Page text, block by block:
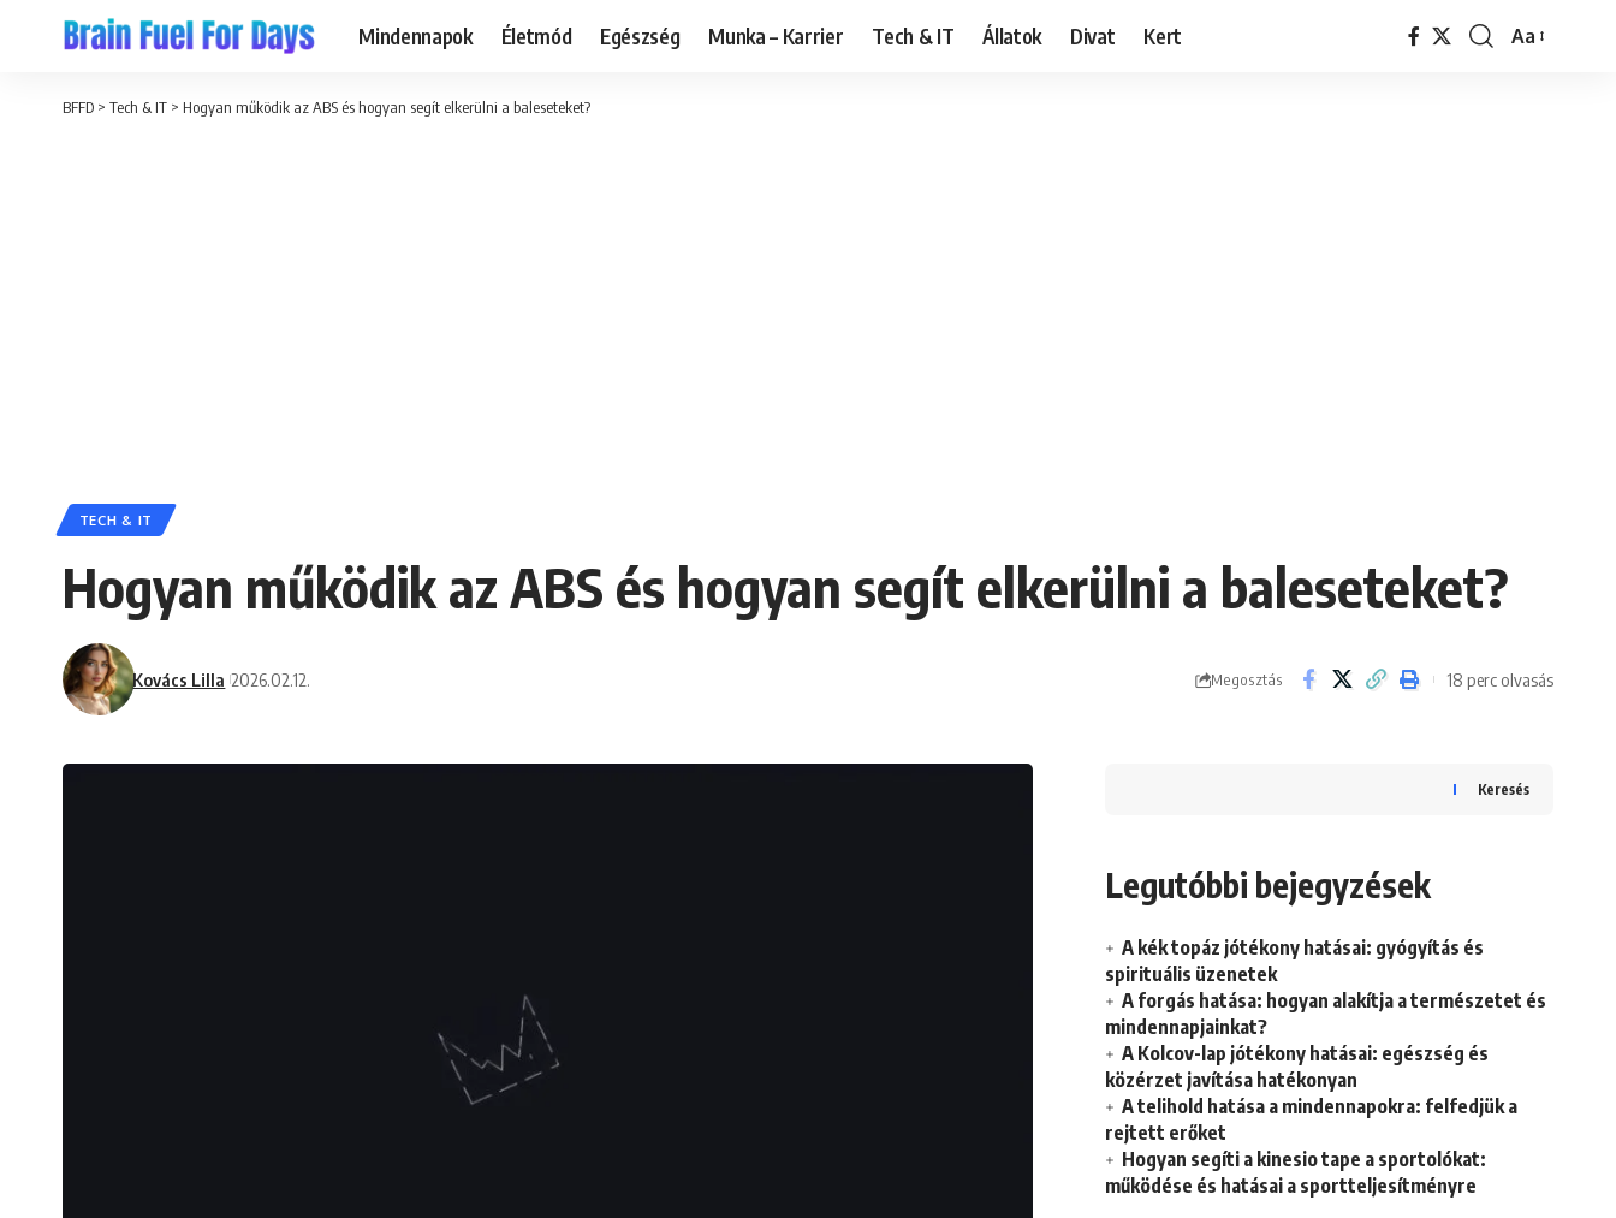
Mindennapok Életmód Egészség Munka – Karrier Tech & IT Állatok Divat Kert
Font
Aa
BFFD > Tech & IT > Hogyan működik az ABS és hogyan segít elkerülni a baleseteket?
TECH & IT
Hogyan működik az ABS és hogyan segít elkerülni a baleseteket?
Kovács Lilla 2026.02.12. Megosztás 18 perc olvasás
Keresés
Legutóbbi bejegyzések
A kék topáz jótékony hatásai: gyógyítás és
spirituális üzenetek
A forgás hatása: hogyan alakítja a természetet és
mindennapjainkat?
A Kolcov-lap jótékony hatásai: egészség és
közérzet javítása hatékonyan
A telihold hatása a mindennapokra: felfedjük a
rejtett erőket
Hogyan segíti a kinesio tape a sportolókat:
működése és hatásai a sportteljesítményre